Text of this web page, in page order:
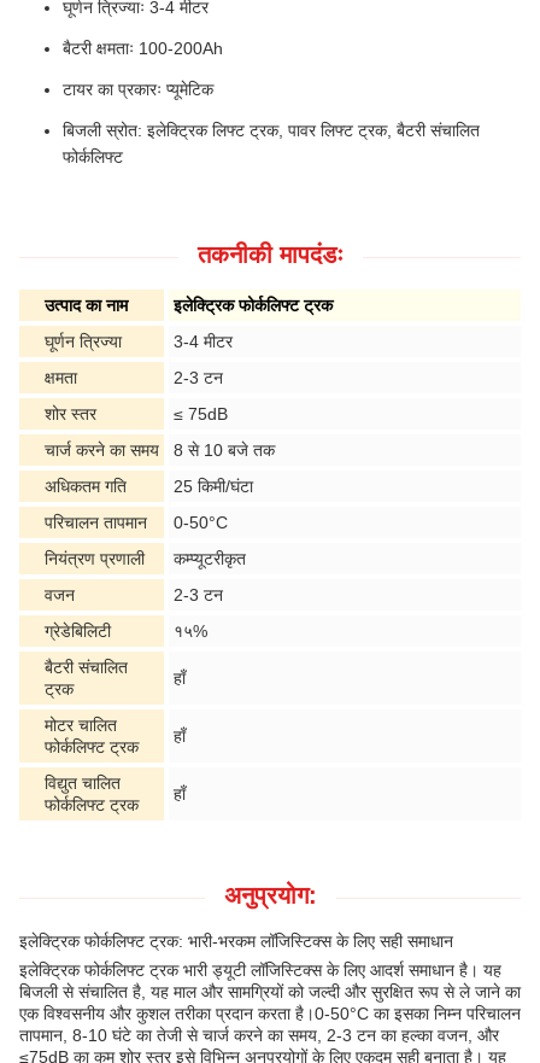
घूर्णन त्रिज्याः 3-4 मीटर
बैटरी क्षमताः 100-200Ah
टायर का प्रकारः प्यूमेटिक
बिजली स्रोत: इलेक्ट्रिक लिफ्ट ट्रक, पावर लिफ्ट ट्रक, बैटरी संचालित
फोर्कलिफ्ट
तकनीकी मापदंडः
उत्पाद का नाम
इलेक्ट्रिक फोर्कलिफ्ट ट्रक
घूर्णन त्रिज्या
3-4 मीटर
क्षमता
2-3 टन
शोर स्तर
≤ 75dB
चार्ज करने का समय
8 से 10 बजे तक
अधिकतम गति
25 किमी/घंटा
परिचालन तापमान
0-50°C
नियंत्रण प्रणाली
कम्प्यूटरीकृत
वजन
2-3 टन
ग्रेडेबिलिटी
१५%
बैटरी संचालित
ट्रक
हाँ
मोटर चालित
फोर्कलिफ्ट ट्रक
हाँ
विद्युत चालित
फोर्कलिफ्ट ट्रक
हाँ
अनुप्रयोग:
इलेक्ट्रिक फोर्कलिफ्ट ट्रक: भारी-भरकम लॉजिस्टिक्स के लिए सही समाधान
इलेक्ट्रिक फोर्कलिफ्ट ट्रक भारी ड्यूटी लॉजिस्टिक्स के लिए आदर्श समाधान है। यह
बिजली से संचालित है, यह माल और सामग्रियों को जल्दी और सुरक्षित रूप से ले जाने का
एक विश्वसनीय और कुशल तरीका प्रदान करता है।0-50°C का इसका निम्न परिचालन
तापमान, 8-10 घंटे का तेजी से चार्ज करने का समय, 2-3 टन का हल्का वजन, और
≤75dB का कम शोर स्तर इसे विभिन्न अनुप्रयोगों के लिए एकदम सही बनाता है। यह